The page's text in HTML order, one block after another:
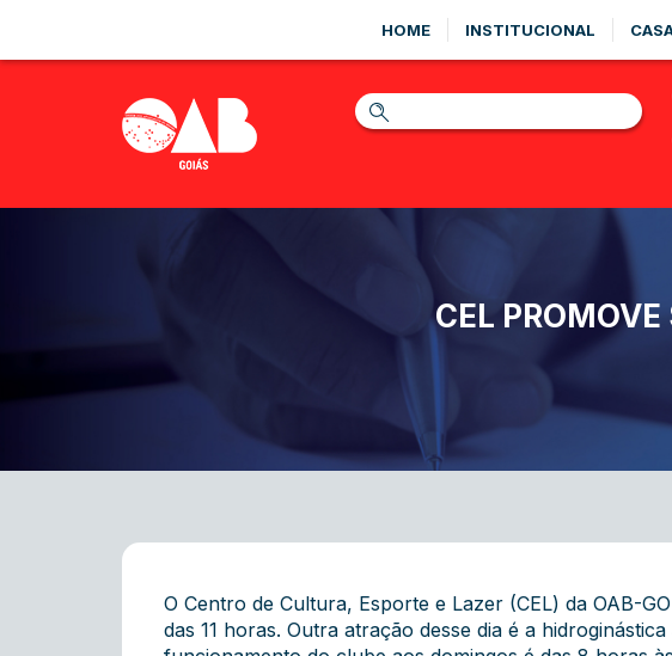
HOME INSTITUCIONAL
CEL
O Centro de Cultura, Esporte e Lazer (CEL) da OAB-
das 11 horas. Outra atração desse dia é a